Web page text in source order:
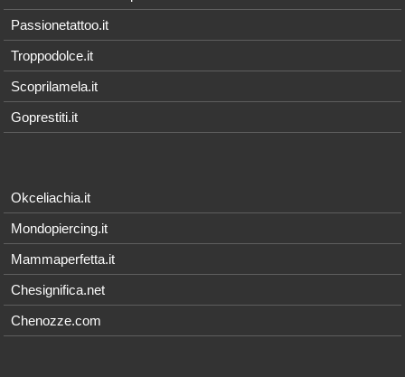
Passionetattoo.it
Troppodolce.it
Scoprilamela.it
Goprestiti.it
Okceliachia.it
Mondopiercing.it
Mammaperfetta.it
Chesignifica.net
Chenozze.com